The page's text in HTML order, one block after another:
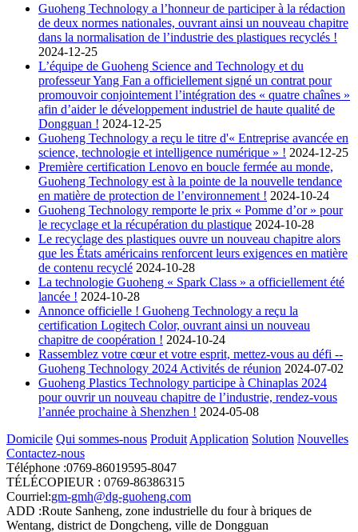
Guoheng Technology a l’honneur de participer à la rédaction
de deux normes nationales, ouvrant ainsi un nouveau chapitre
dans la normalisation de l’industrie des plastiques recyclés !
2024-12-25
L’équipe de Guoheng Science and Technology et du
professeur Yang Fan a officiellement signé un contrat pour
promouvoir conjointement l’intégration des « quatre chaînes »
afin d’aider le développement industriel de haute qualité de
Dongguan ! 2024-12-25
Guoheng Technology a reçu le titre d'« Entreprise avancée en
science, technologie et intelligence numérique » ! 2024-12-25
Première certification Lenovo en boucle fermée au monde,
Guoheng Technology est à la pointe de la nouvelle tendance
en matière de protection de l’environnement ! 2024-10-24
Guoheng Technology remporte le prix « Pomme d’or » pour
le recyclage et la récupération du plastique 2024-10-28
Le recyclage des plastiques ouvre un nouveau chapitre alors
que les États américains renforcent leurs exigences en matière
de contenu recyclé 2024-10-28
La technologie Guoheng « Spark Class » a officiellement été
lancée ! 2024-10-28
Annonce officielle ! Guoheng Technology a reçu la
certification Logitech Color, ouvrant ainsi un nouveau
chapitre de coopération ! 2024-10-24
Rassemblez votre cœur et votre esprit, mettez-vous au défi --
Guoheng Technology 2024 Activités de réunion 2024-07-02
Guoheng Plastics Technology participe à Chinaplas 2024
pour ouvrir un nouveau chapitre de l’industrie, rendez-vous
l’année prochaine à Shenzhen ! 2024-05-08
Domicile Qui sommes-nous Produit Application Solution Nouvelles
Contactez-nous
Téléphone :0769-86019595-8047
TÉLÉCOPIEUR : 0769-86386315
Courriel:gm-gmh@dg-guoheng.com
ADD :Route Sanheng, zone industrielle du four à briques de
Wentang, district de Dongcheng, ville de Dongguan